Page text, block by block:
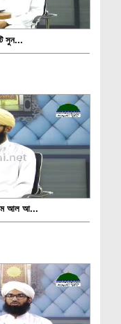
সুন...
আল আ...